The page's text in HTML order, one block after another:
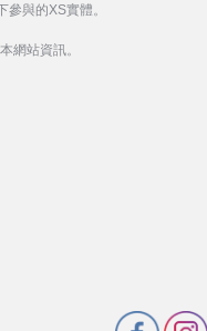
與的XS實體。
網站資訊。